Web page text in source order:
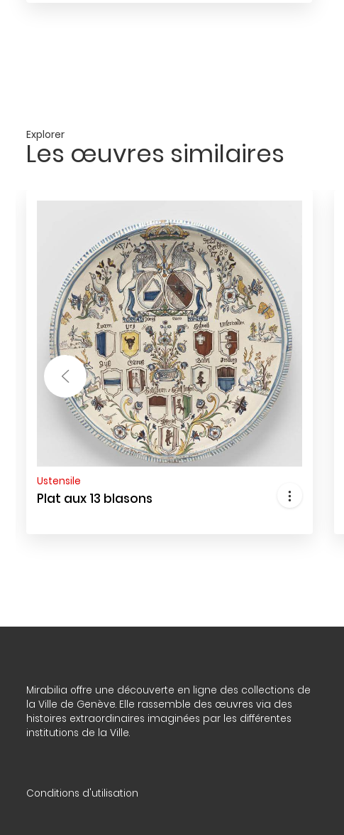
Explorer
Les œuvres similaires
Ustensile
Plat aux 13 blasons
Mirabilia offre une découverte en ligne des collections de
la Ville de Genève. Elle rassemble des œuvres via des
histoires extraordinaires imaginées par les différentes
institutions de la Ville.
Conditions d'utilisation